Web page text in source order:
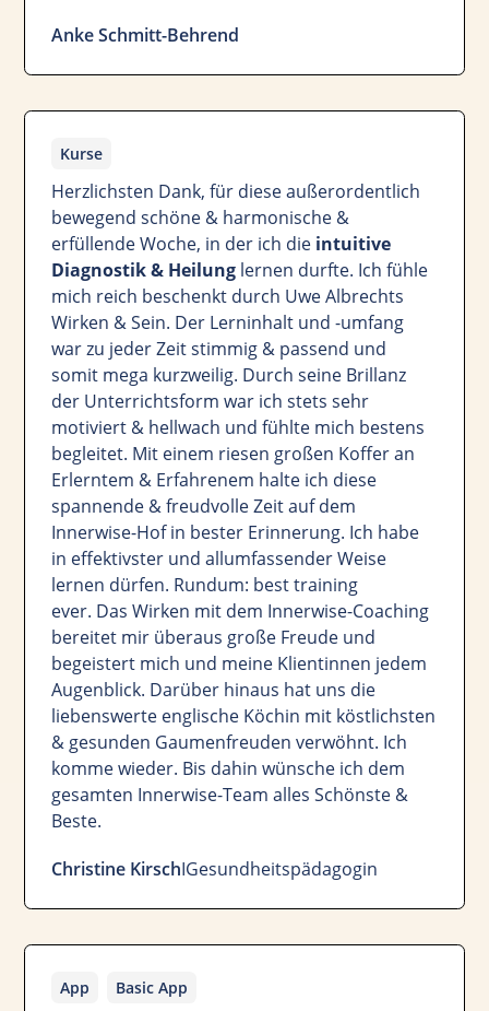
Anke Schmitt-Behrend
Kurse
Herzlichsten Dank, für diese außerordentlich
bewegend schöne & harmonische &
erfüllende Woche, in der ich die intuitive
Diagnostik & Heilung lernen durfte. Ich fühle
mich reich beschenkt durch Uwe Albrechts
Wirken & Sein. Der Lerninhalt und -umfang
war zu jeder Zeit stimmig & passend und
somit mega kurzweilig. Durch seine Brillanz
der Unterrichtsform war ich stets sehr
motiviert & hellwach und fühlte mich bestens
begleitet. Mit einem riesen großen Koffer an
Erlerntem & Erfahrenem halte ich diese
spannende & freudvolle Zeit auf dem
Innerwise-Hof in bester Erinnerung. Ich habe
in effektivster und allumfassender Weise
lernen dürfen. Rundum: best training
ever. Das Wirken mit dem Innerwise-Coaching
bereitet mir überaus große Freude und
begeistert mich und meine Klientinnen jedem
Augenblick. Darüber hinaus hat uns die
liebenswerte englische Köchin mit köstlichsten
& gesunden Gaumenfreuden verwöhnt. Ich
komme wieder. Bis dahin wünsche ich dem
gesamten Innerwise-Team alles Schönste &
Beste.
Christine KirschIGesundheitspädagogin
App Basic App